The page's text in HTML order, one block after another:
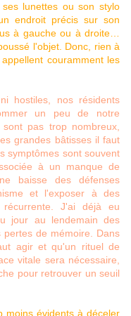
lunettes ou son stylo
endroit précis sur son
à gauche ou à droite…
l'objet. Donc, rien à
couramment les
hostiles, nos résidents
un peu de notre
pas trop nombreux,
grandes bâtisses il faut
symptômes sont souvent
à un manque de
baisse des défenses
et l'exposer à des
J'ai déjà eu
jour au lendemain des
de mémoire. Dans
agir et qu'un rituel de
vitale sera nécessaire,
pour retrouver un seuil
moins évidents à déceler